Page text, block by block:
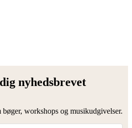
nyhedsbrevet
workshops og musikudgivelser.